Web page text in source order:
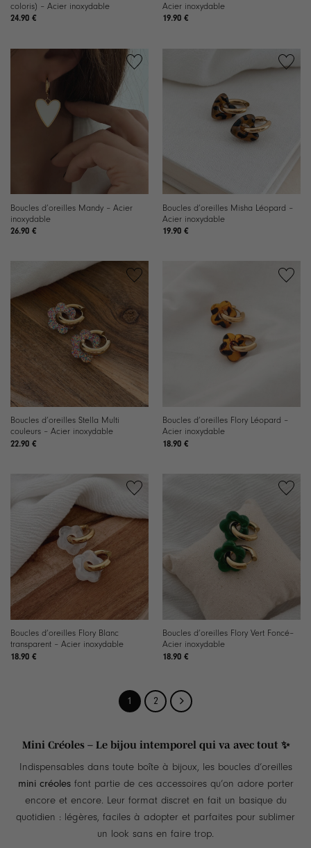
coloris) – Acier inoxydable
24.90 €
Acier inoxydable
19.90 €
Ajouter
souhaits
Boucles d’oreilles Mandy – Acier
inoxydable
26.90 €
Boucles d’oreilles Misha Léopard –
Acier inoxydable
19.90 €
liste de
souhaits
Boucles d’oreilles Stella Multi
couleurs – Acier inoxydable
22.90 €
Boucles d’oreilles Flory Léopard –
Acier inoxydable
18.90 €
à la
liste de
Boucles d’oreilles Flory Blanc
transparent – Acier inoxydable
18.90 €
Boucles d’oreilles Flory Vert Foncé–
Acier inoxydable
18.90 €
1 2
Mini Créoles – Le bijou intemporel qui va avec tout ✨
Indispensables dans toute boîte à bijoux, les boucles d’oreilles
mini créolesfont partie de ces accessoires qu’on adore porter
encore et encore. Leur format discret en fait un basique du
quotidien : légères, faciles à adopter et parfaites pour sublimer
un look sans en faire trop.